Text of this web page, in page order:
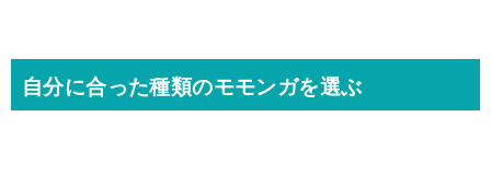
自分に合った種類のモモンガを選ぶ